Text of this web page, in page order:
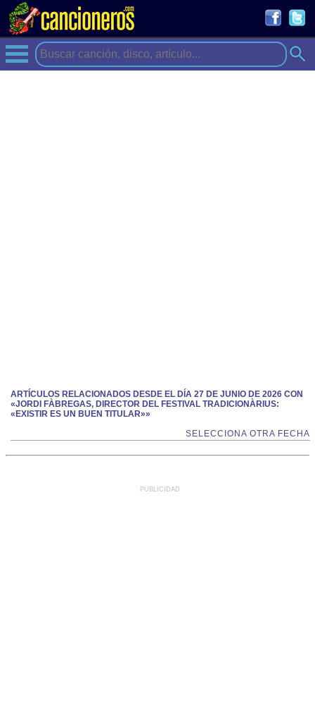
ARTÍCULOS RELACIONADOS DESDE EL DÍA 27 DE JUNIO DE 2026 CON
«JORDI FÀBREGAS, DIRECTOR DEL FESTIVAL TRADICIONÀRIUS:
«EXISTIR ES UN BUEN TITULAR»»
SELECCIONA OTRA FECHA
PUBLICIDAD